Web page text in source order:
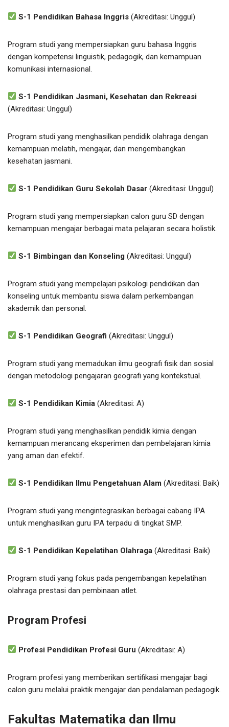
S-1 Pendidikan Bahasa Inggris (Akreditasi: Unggul)
Program studi yang mempersiapkan guru bahasa Inggris
dengan kompetensi linguistik, pedagogik, dan kemampuan
komunikasi internasional.
S-1 Pendidikan Jasmani, Kesehatan dan Rekreasi
(Akreditasi: Unggul)
Program studi yang menghasilkan pendidik olahraga dengan
kemampuan melatih, mengajar, dan mengembangkan
kesehatan jasmani.
S-1 Pendidikan Guru Sekolah Dasar (Akreditasi: Unggul)
Program studi yang mempersiapkan calon guru SD dengan
kemampuan mengajar berbagai mata pelajaran secara holistik.
S-1 Bimbingan dan Konseling (Akreditasi: Unggul)
Program studi yang mempelajari psikologi pendidikan dan
konseling untuk membantu siswa dalam perkembangan
akademik dan personal.
S-1 Pendidikan Geografi (Akreditasi: Unggul)
Program studi yang memadukan ilmu geografi fisik dan sosial
dengan metodologi pengajaran geografi yang kontekstual.
S-1 Pendidikan Kimia (Akreditasi: A)
Program studi yang menghasilkan pendidik kimia dengan
kemampuan merancang eksperimen dan pembelajaran kimia
yang aman dan efektif.
S-1 Pendidikan Ilmu Pengetahuan Alam (Akreditasi: Baik)
Program studi yang mengintegrasikan berbagai cabang IPA
untuk menghasilkan guru IPA terpadu di tingkat SMP.
S-1 Pendidikan Kepelatihan Olahraga (Akreditasi: Baik)
Program studi yang fokus pada pengembangan kepelatihan
olahraga prestasi dan pembinaan atlet.
Program Profesi
Profesi Pendidikan Profesi Guru (Akreditasi: A)
Program profesi yang memberikan sertifikasi mengajar bagi
calon guru melalui praktik mengajar dan pendalaman pedagogik.
Fakultas Matematika dan Ilmu